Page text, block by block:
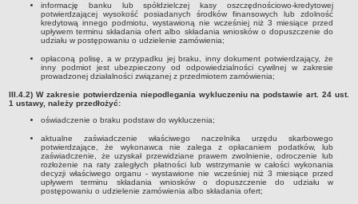
Ochrona środowiska
Dodatki mieszkaniowe
Świadczenia rodzinne, Fundusz alimentacyjny
Stypendia szkolne
Podatki i opłaty lokalne
Młodociani pracownicy
ePUAP - składanie dokumentów przez internet
Wydanie warunków na zjazd z drogi gminnej
Zezwolenie na usunięcie drzewa
informację banku lub spółdzielczej kasy oszczędnościowo-kredytowej
potwierdzającej wysokość posiadanych środków finansowych lub zdolność
kredytową innego podmiotu, wystawioną nie wcześniej niż 3 miesiące przed
upływem terminu składania ofert albo składania wniosków o dopuszczenie do
udziału w postępowaniu o udzielenie zamówienia;
opłaconą polisę, a w przypadku jej braku, inny dokument potwierdzający, że
inny podmiot jest ubezpieczony od odpowiedzialności cywilnej w zakresie
prowadzonej działalności związanej z przedmiotem zamówienia;
III.4.2) W zakresie potwierdzenia niepodlegania wykluczeniu na podstawie art. 24 ust.
1 ustawy, należy przedłożyć:
oświadczenie o braku podstaw do wykluczenia;
aktualne zaświadczenie właściwego naczelnika urzędu skarbowego
potwierdzające, że wykonawca nie zalega z opłacaniem podatków, lub
zaświadczenie, że uzyskał przewidziane prawem zwolnienie, odroczenie lub
rozłożenie na raty zaległych płatności lub wstrzymanie w całości wykonania
decyzji właściwego organu - wystawione nie wcześniej niż 3 miesiące przed
upływem terminu składania wniosków o dopuszczenie do udziału w
postępowaniu o udzielenie zamówienia albo składania ofert;